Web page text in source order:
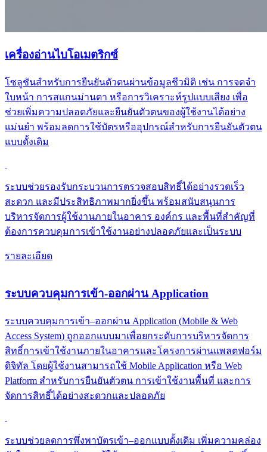
เครื่องอ่านไบโอเมตริกซ์
โซลูชันสำหรับการยืนยันตัวตนผ่านข้อมูลชีวมิติ เช่น การจดจำ
ใบหน้า การสแกนม่านตา หรือการวิเคราะห์รูปแบบเสียง เพื่อ
ช่วยเพิ่มความปลอดภัยและยืนยันตัวตนของผู้ใช้งานได้อย่าง
แม่นยำ พร้อมลดการใช้บัตรหรืออุปกรณ์สำหรับการยืนยันตัวตน
แบบดั้งเดิม
ระบบช่วยรองรับกระบวนการตรวจสอบสิทธิ์ได้อย่างรวดเร็ว
สะดวก และมีประสิทธิภาพมากยิ่งขึ้น พร้อมสนับสนุนการ
บริหารจัดการผู้ใช้งานภายในอาคาร องค์กร และพื้นที่สำคัญที่
ต้องการควบคุมการเข้าใช้งานอย่างปลอดภัยและเป็นระบบ
รายละเอียด